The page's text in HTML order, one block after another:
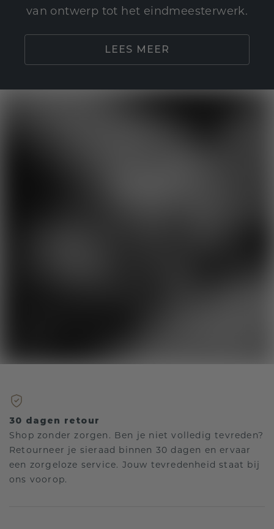
van ontwerp tot het eindmeesterwerk.
LEES MEER
30 dagen retour
Shop zonder zorgen. Ben je niet volledig tevreden?
Retourneer je sieraad binnen 30 dagen en ervaar
een zorgeloze service. Jouw tevredenheid staat bij
ons voorop.